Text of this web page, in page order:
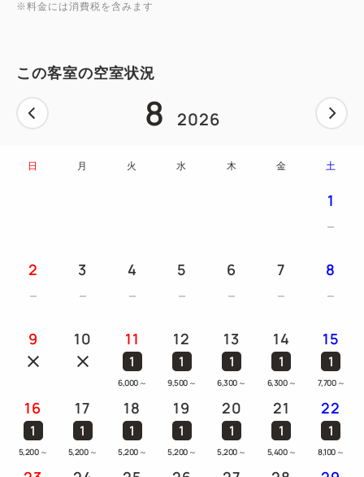
※料金には消費税を含みます
この客室の空室状況
8 2026
日 月 火 水 木 金 土
1
2 3 4 5 6 7 8
9 10 11
1
6,000 ～
12
1
9,500 ～
13
1
6,300 ～
14
1
6,300 ～
15
1
7,700 ～
16
1
5,200 ～
17
1
5,200 ～
18
1
5,200 ～
19
1
5,200 ～
20
1
5,200 ～
21
1
5,400 ～
22
1
8,100 ～